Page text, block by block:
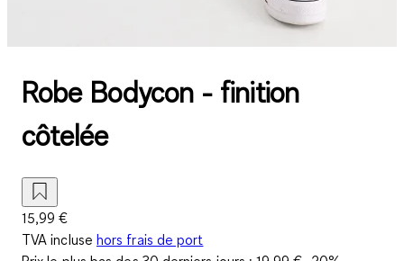
Robe Bodycon - finition
côtelée
15,99 €
TVA incluse hors frais de port